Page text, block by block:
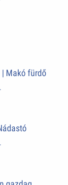
Makó fürdő